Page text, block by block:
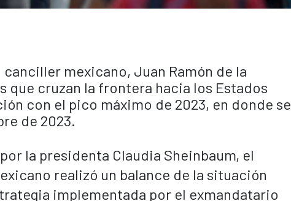
mexicano, Juan Ramón de la
que cruzan la frontera hacia los Estados
con el pico máximo de 2023, en donde se
de 2023.
la presidenta Claudia Sheinbaum, el
realizó un balance de la situación
implementada por el exmandatario